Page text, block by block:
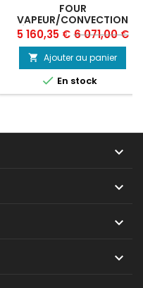
FOUR
VAPEUR/CONVECTION
ÉLECTRIQUE, 7X GN1/1
TOUCH SCREEN + AUTO-
CLEANING
Prix
5 160,35 € Prix
de
base
6 071,00 €
 Ajouter au panier
 En stock



